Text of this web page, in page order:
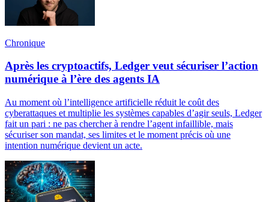
Chronique
Après les cryptoactifs, Ledger veut sécuriser l’action
numérique à l’ère des agents IA
Au moment où l’intelligence artificielle réduit le coût des
cyberattaques et multiplie les systèmes capables d’agir seuls, Ledger
fait un pari : ne pas chercher à rendre l’agent infaillible, mais
sécuriser son mandat, ses limites et le moment précis où une
intention numérique devient un acte.